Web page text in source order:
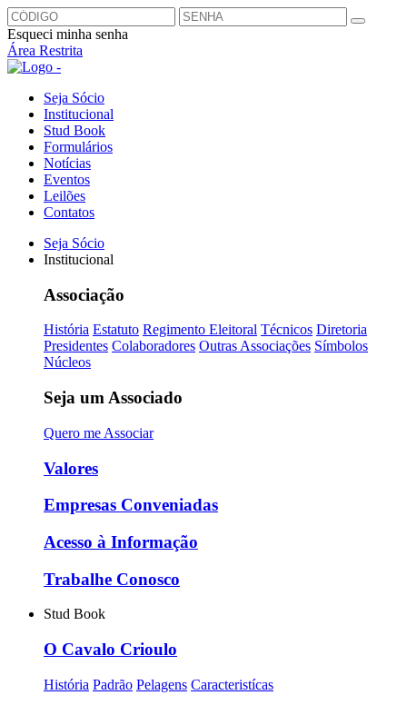
Esqueci minha senha
Área Restrita
Seja Sócio
Institucional
Stud Book
Formulários
Notícias
Eventos
Leilões
Contatos
Seja Sócio
Institucional
Associação
História Estatuto Regimento Eleitoral Técnicos Diretoria
Presidentes Colaboradores Outras Associações Símbolos
Núcleos
Seja um Associado
Quero me Associar
Valores
Empresas Conveniadas
Acesso à Informação
Trabalhe Conosco
Stud Book
O Cavalo Crioulo
História Padrão Pelagens Caracteristícas